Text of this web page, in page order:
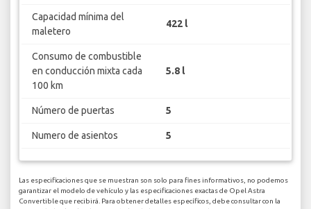
Capacidad mínima del
maletero
422 l
Consumo de combustible
en conducción mixta cada
100 km
5.8 l
Número de puertas 5
Numero de asientos 5
Las especificaciones que se muestran son solo para fines informativos, no podemos
garantizar el modelo de vehículo y las especificaciones exactas de Opel Astra
Convertible que recibirá. Para obtener detalles específicos, debe consultar con la